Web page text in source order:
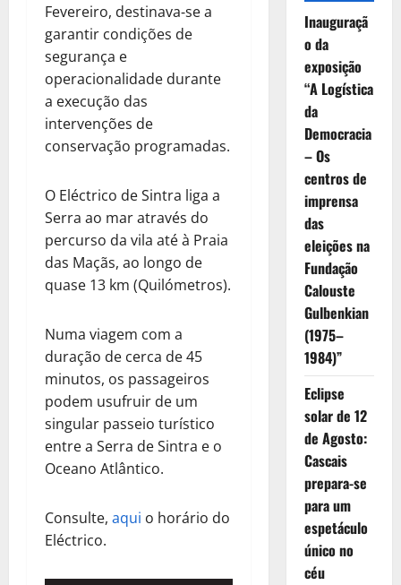
Fevereiro, destinava‑se a
garantir condições de
segurança e
operacionalidade durante
a execução das
intervenções de
conservação programadas.
O Eléctrico de Sintra liga a
Serra ao mar através do
percurso da vila até à Praia
das Maçãs, ao longo de
quase 13 km (Quilómetros).
Numa viagem com a
duração de cerca de 45
minutos, os passageiros
podem usufruir de um
singular passeio turístico
entre a Serra de Sintra e o
Oceano Atlântico.
Consulte, aqui o horário do
Eléctrico.
Inauguraçã
o da
exposição
“A Logística
da
Democracia
– Os
centros de
imprensa
das
eleições na
Fundação
Calouste
Gulbenkian
(1975–
1984)”
Eclipse
solar de 12
de Agosto:
Cascais
prepara-se
para um
espetáculo
único no
céu